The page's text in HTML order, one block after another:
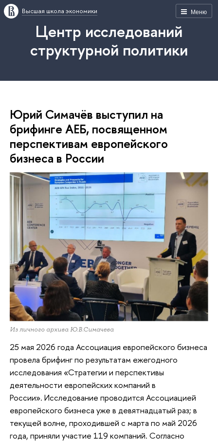
Меню
Высшая школа экономики
Центр исследований
структурной политики
Юрий Симачёв выступил на
брифинге АЕБ, посвященном
перспективам европейского
бизнеса в России
Из личного архива Ю.В.Симачева
25 мая 2026 года Ассоциация европейского бизнеса
провела брифинг по результатам ежегодного
исследования «Стратегии и перспективы
деятельности европейских компаний в
России». Исследование проводится Ассоциацией
европейского бизнеса уже в девятнадцатый раз; в
текущей волне, проходившей с марта по май 2026
года, приняли участие 119 компаний. Согласно